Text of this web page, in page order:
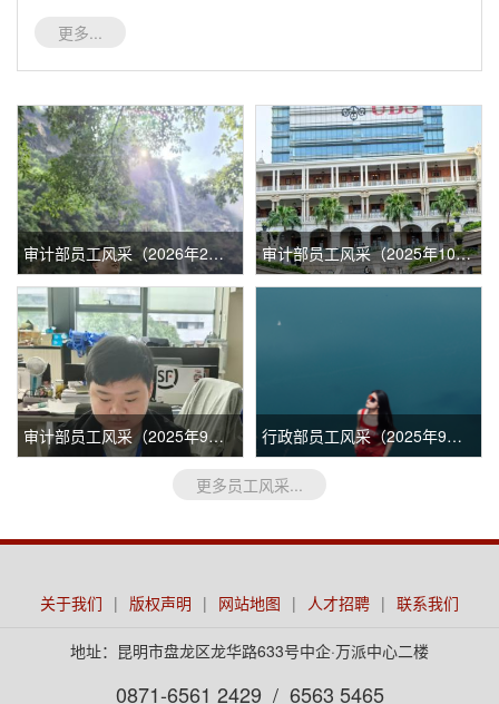
更多...
审计部员工风采（2026年2月） 审计部员工风采（2025年10月）
审计部员工风采（2025年9月） 行政部员工风采（2025年9月）
更多员工风采...
关于我们 | 版权声明 | 网站地图 | 人才招聘 | 联系我们
地址：昆明市盘龙区龙华路633号中企·万派中心二楼
0871-6561 2429 / 6563 5465